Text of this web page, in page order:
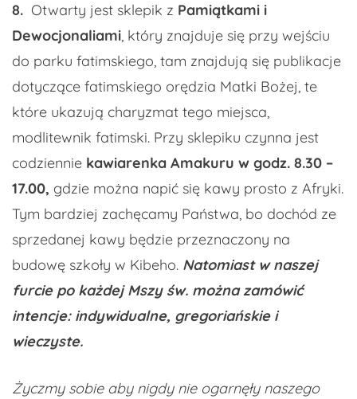
8. Otwarty jest sklepik z Pamiątkami i
Dewocjonaliami, który znajduje się przy wejściu
do parku fatimskiego, tam znajdują się publikacje
dotyczące fatimskiego orędzia Matki Bożej, te
które ukazują charyzmat tego miejsca,
modlitewnik fatimski. Przy sklepiku czynna jest
codziennie kawiarenka Amakuru w godz. 8.30 –
17.00, gdzie można napić się kawy prosto z Afryki.
Tym bardziej zachęcamy Państwa, bo dochód ze
sprzedanej kawy będzie przeznaczony na
budowę szkoły w Kibeho. Natomiast w naszej
furcie po każdej Mszy św. można zamówić
intencje: indywidualne, gregoriańskie i
wieczyste.
Życzmy sobie aby nigdy nie ogarnęły naszego